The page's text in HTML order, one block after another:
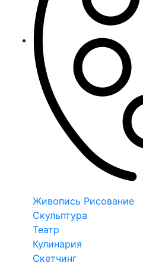
Живопись Рисование
Скульптура
Театр
Кулинария
Скетчинг